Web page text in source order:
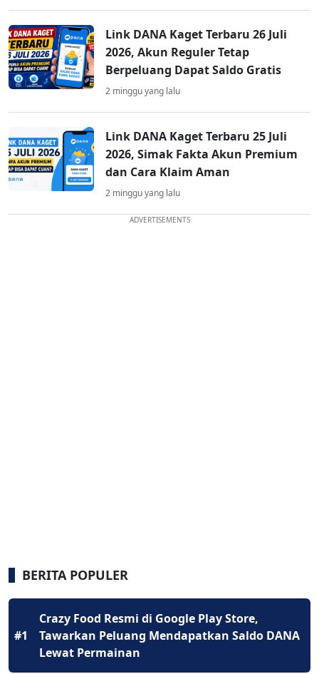
Link DANA Kaget Terbaru 26 Juli
2026, Akun Reguler Tetap
Berpeluang Dapat Saldo Gratis
2 minggu yang lalu
Link DANA Kaget Terbaru 25 Juli
2026, Simak Fakta Akun Premium
dan Cara Klaim Aman
2 minggu yang lalu
ADVERTISEMENTS
BERITA POPULER
#1
Crazy Food Resmi di Google Play Store,
Tawarkan Peluang Mendapatkan Saldo DANA
Lewat Permainan